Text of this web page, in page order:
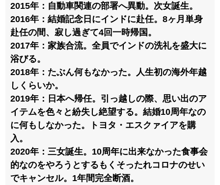
2015年：自動車関連の部署へ異動。次女誕生。
2016年：結婚記念日にインドに赴任。8ヶ月単身
赴任の間、寂し過ぎて4回一時帰国。
2017年：家族合流。全員でインドの洗礼を盛大に
浴びる。
2018年：たぶん何もなかった。人生初の海外年越
しくらいか。
2019年：日本へ帰任。引っ越しの際、思い出のア
イテムを色々と紛失し絶望する。結婚10周年なの
に何もしなかった。トヨタ・エスクァイアを購
入。
2020年：三女誕生。10周年に出来なかった食事会
的なのをやろうとするもくそったれコロナのせい
でキャンセル。1年間完全断酒。